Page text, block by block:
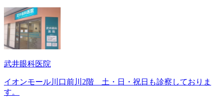
武井眼科医院
イオンモール川口前川2階 土・日・祝日も診察しておりま
す。